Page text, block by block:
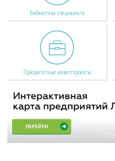
Библиотека специалиста
Приоритетные инвестпроекты